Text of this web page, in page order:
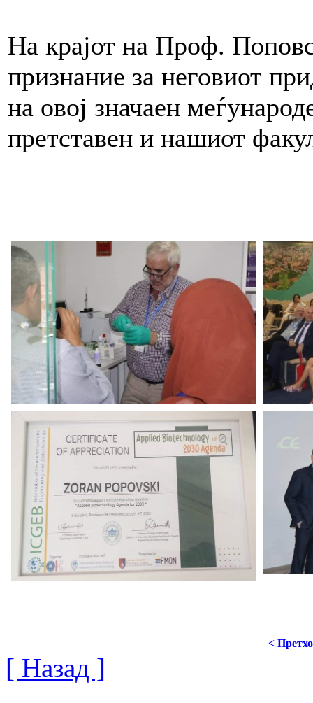
На крајот на Проф.
признание за неговиот
на овој значаен
претставен и нашиот
<
[ Назад ]